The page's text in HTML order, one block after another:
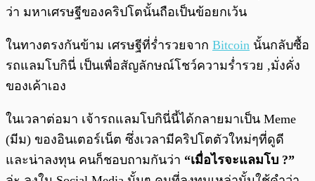
ว่า มหาเศรษฐีของคริปโตนั้นถือเป็นข้อยกเว้น
ในทางตรงกันข้าม เศรษฐีที่ร่ำรวยจาก Bitcoin นั้นกลับซื้อ
รถแลมโบกินี่ เป็นเพื่อสัญลักษณ์โชว์ความร่ำรวย ,มั่งคั่ง
ของเค้าเอง
ในเวลาต่อมา เจ้ารถแลมโบกินี่นี้ได้กลายมาเป็น Meme
(มีม) ของอินเตอร์เน็ต ซึ่งเวลามีคริปโตตัวใหม่ๆที่ดูดี
และน่าลงทุน คนก็ชอบถามกันว่า “เมื่อไรจะแลมโบ ?”